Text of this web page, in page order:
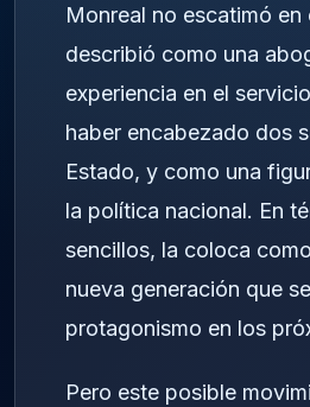
Monreal no escatimó en
describió como una
experiencia en el
haber encabezado dos
Estado, y como una
la política nacional. En
sencillos, la coloca
nueva generación que
protagonismo en los
Pero este posible